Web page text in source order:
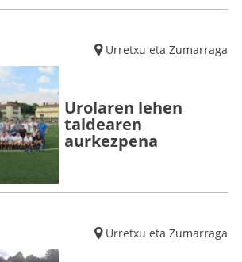
Urretxu eta Zumarraga
Urolaren lehen
taldearen
aurkezpena
Urretxu eta Zumarraga